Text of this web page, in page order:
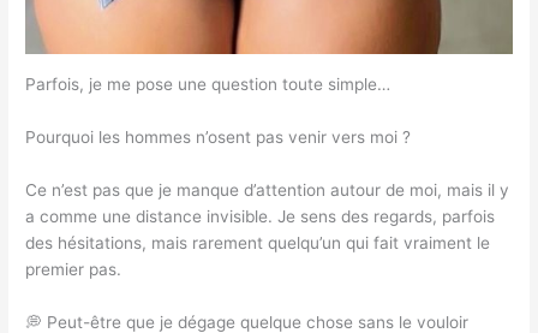
Parfois, je me pose une question toute simple…
Pourquoi les hommes n’osent pas venir vers moi ?
Ce n’est pas que je manque d’attention autour de moi, mais il y
a comme une distance invisible. Je sens des regards, parfois
des hésitations, mais rarement quelqu’un qui fait vraiment le
premier pas.
💭 Peut-être que je dégage quelque chose sans le vouloir